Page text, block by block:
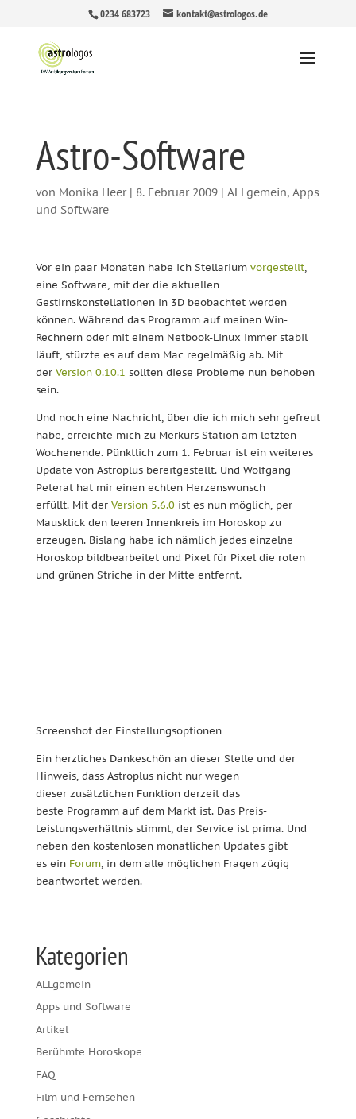
0234 683723 kontakt@astrologos.de
Astro-Software
von Monika Heer| 8. Februar 2009| ALLgemein, Apps
und Software
Vor ein paar Monaten habe ich Stellarium vorgestellt,
eine Software, mit der die aktuellen
Gestirnskonstellationen in 3D beobachtet werden
können.Während das Programm auf meinen Win-
Rechnern oder mit einem Netbook-Linux immer stabil
läuft, stürzte es auf dem Mac regelmäßig ab. Mit
der Version 0.10.1 sollten diese Probleme nun behoben
sein.
Und noch eine Nachricht, über die ich mich sehr gefreut
habe, erreichte mich zu Merkurs Station am letzten
Wochenende. Pünktlich zum 1. Februar ist ein weiteres
Update von Astroplus bereitgestellt. Und Wolfgang
Peterat hat mir einen echten Herzenswunsch
erfüllt. Mit der Version 5.6.0ist es nun möglich, per
Mausklick den leeren Innenkreis im Horoskop zu
erzeugen. Bislang habe ich nämlich jedes einzelne
Horoskop bildbearbeitet und Pixel für Pixel die roten
und grünen Striche in der Mitte entfernt.
Screenshot der Einstellungsoptionen
Ein herzliches Dankeschön an dieser Stelle und der
Hinweis, dass Astroplus nicht nur wegen
dieser zusätzlichen Funktion derzeit das
beste Programm auf dem Markt ist. Das Preis-
Leistungsverhältnis stimmt, der Service ist prima. Und
neben den kostenlosen monatlichen Updates gibt
es ein Forum, in dem alle möglichen Fragen zügig
beantwortet werden.
Kategorien
ALLgemein
Apps und Software
Artikel
Berühmte Horoskope
FAQ
Film und Fernsehen